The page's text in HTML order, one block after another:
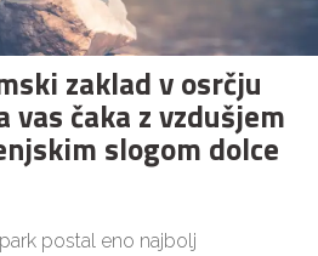
zaklad v osrčju
čaka z vzdušjem
slogom dolce
postal eno najbolj